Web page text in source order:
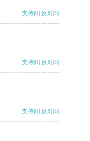
支持[0] 反对[0]
支持[0] 反对[0]
支持[0] 反对[0]